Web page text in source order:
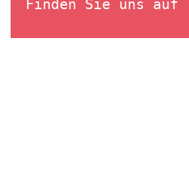
Finden Sie uns auf